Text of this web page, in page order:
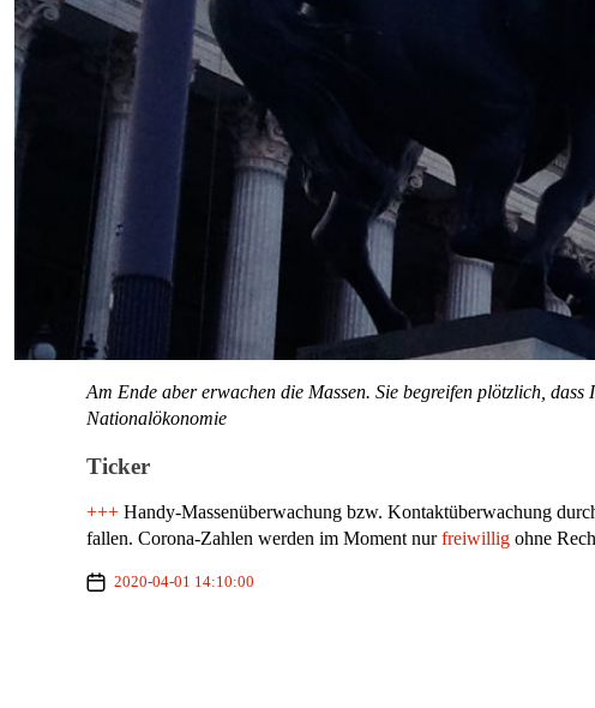
Am Ende aber erwachen die Massen. Sie begreifen plötzlich,
Nationalökonomie
Ticker
+++ Handy-Massenüberwachung bzw. Kontaktüberwachung
fallen. Corona-Zahlen werden im Moment nurfreiwillig ohne
2020-04-01 14:10:00